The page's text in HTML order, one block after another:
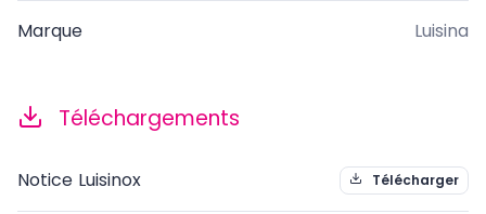
Marque Luisina
Téléchargements
Notice Luisinox Télécharger